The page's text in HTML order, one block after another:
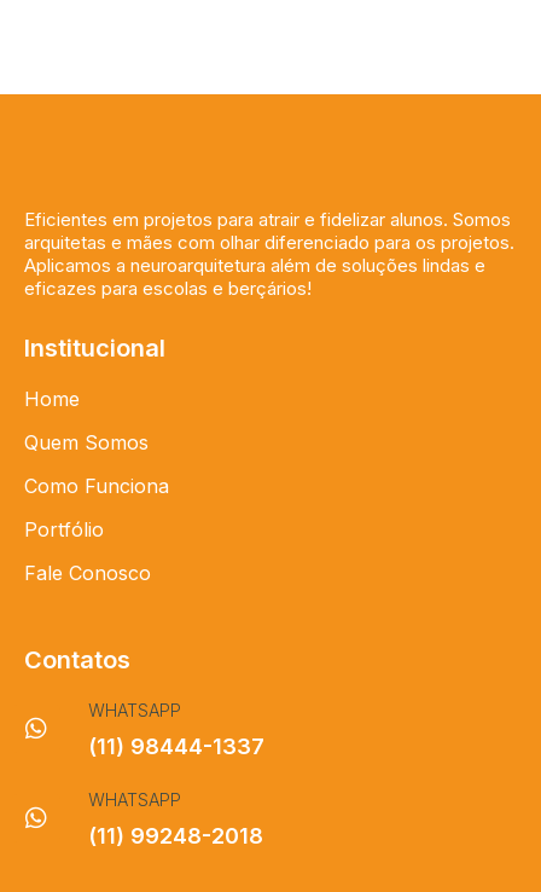
Eficientes em projetos para atrair e fidelizar alunos. Somos
arquitetas e mães com olhar diferenciado para os projetos.
Aplicamos a neuroarquitetura além de soluções lindas e
eficazes para escolas e berçários!
Institucional
Home
Quem Somos
Como Funciona
Portfólio
Fale Conosco
Contatos
WHATSAPP
(11) 98444-1337
WHATSAPP
(11) 99248-2018